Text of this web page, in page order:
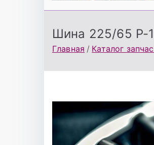
Шина 225/65 Р-
Главная Каталог